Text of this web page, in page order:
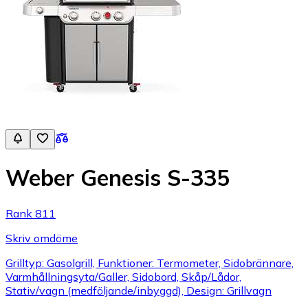
Weber Genesis S-335
Rank 811
Skriv omdöme
Grilltyp: Gasolgrill, Funktioner: Termometer, Sidobrännare,
Varmhållningsyta/Galler, Sidobord, Skåp/Lådor,
Stativ/vagn (medföljande/inbyggd), Design: Grillvagn